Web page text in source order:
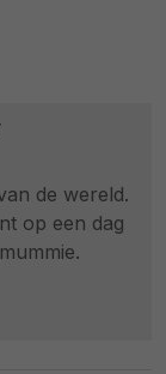
de wereld.
op een dag